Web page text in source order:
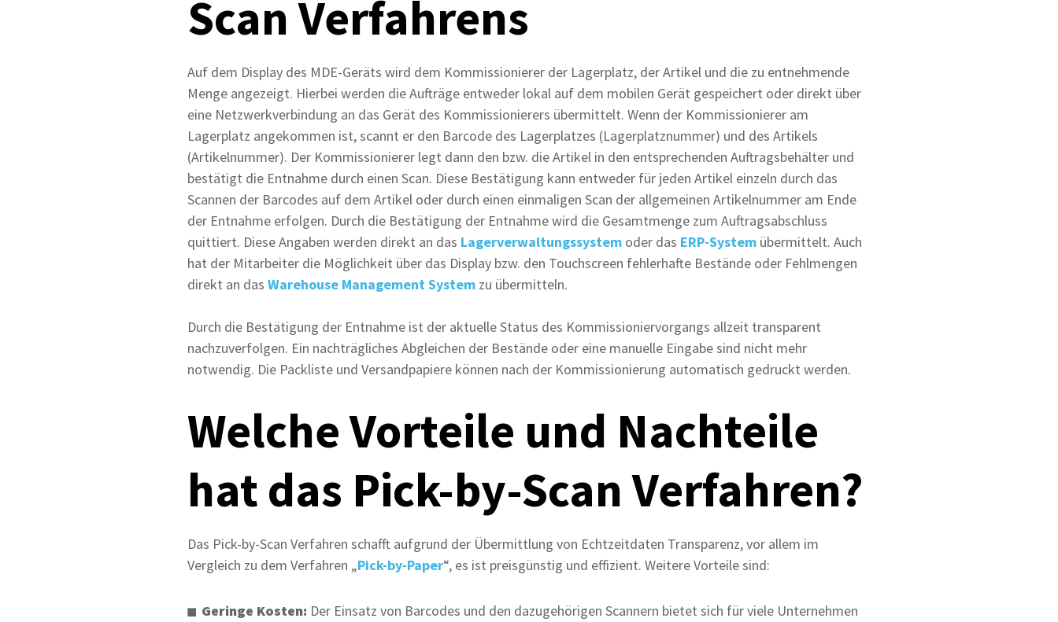
Scan Verfahrens
Auf dem Display des MDE-Geräts wird dem Kommissionierer der Lagerplatz, der Artikel und die zu entnehmende
Menge angezeigt. Hierbei werden die Aufträge entweder lokal auf dem mobilen Gerät gespeichert oder direkt über
eine Netzwerkverbindung an das Gerät des Kommissionierers übermittelt. Wenn der Kommissionierer am
Lagerplatz angekommen ist, scannt er den Barcode des Lagerplatzes (Lagerplatznummer) und des Artikels
(Artikelnummer). Der Kommissionierer legt dann den bzw. die Artikel in den entsprechenden Auftragsbehälter und
bestätigt die Entnahme durch einen Scan. Diese Bestätigung kann entweder für jeden Artikel einzeln durch das
Scannen der Barcodes auf dem Artikel oder durch einen einmaligen Scan der allgemeinen Artikelnummer am Ende
der Entnahme erfolgen. Durch die Bestätigung der Entnahme wird die Gesamtmenge zum Auftragsabschluss
quittiert. Diese Angaben werden direkt an das Lagerverwaltungssystem oder das ERP-System übermittelt. Auch
hat der Mitarbeiter die Möglichkeit über das Display bzw. den Touchscreen fehlerhafte Bestände oder Fehlmengen
direkt an das Warehouse Management System zu übermitteln.
Durch die Bestätigung der Entnahme ist der aktuelle Status des Kommissioniervorgangs allzeit transparent
nachzuverfolgen. Ein nachträgliches Abgleichen der Bestände oder eine manuelle Eingabe sind nicht mehr
notwendig. Die Packliste und Versandpapiere können nach der Kommissionierung automatisch gedruckt werden.
Welche Vorteile und Nachteile
hat das Pick-by-Scan Verfahren?
Das Pick-by-Scan Verfahren schafft aufgrund der Übermittlung von Echtzeitdaten Transparenz, vor allem im
Vergleich zu dem Verfahren „Pick-by-Paper“, es ist preisgünstig und effizient. Weitere Vorteile sind:
Geringe Kosten: Der Einsatz von Barcodes und den dazugehörigen Scannern bietet sich für viele Unternehmen